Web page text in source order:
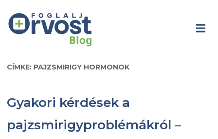
CÍMKE: PAJZSMIRIGY HORMONOK
Gyakori kérdések a
pajzsmirigyproblémákról –